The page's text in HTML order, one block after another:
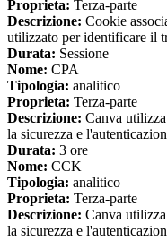
Proprieta: Terza-parte
Descrizione: Cookie
utilizzato per identificare il
Durata: Sessione
Nome: CPA
Tipologia: analitico
Proprieta: Terza-parte
Descrizione: Canva
la sicurezza e
Durata: 3 ore
Nome: CCK
Tipologia: analitico
Proprieta: Terza-parte
Descrizione: Canva
la sicurezza e